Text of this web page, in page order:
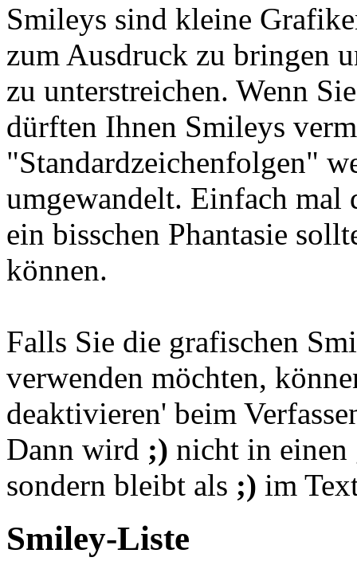
Smileys sind kleine
zum Ausdruck zu bringen
zu unterstreichen. Wenn
dürften Ihnen Smileys
"Standardzeichenfolgen"
umgewandelt. Einfach
ein bisschen Phantasie
können.
Falls Sie die grafischen
verwenden möchten,
deaktivieren' beim
Dann wird ;) nicht in einen
sondern bleibt als ;) im
Smiley-Liste